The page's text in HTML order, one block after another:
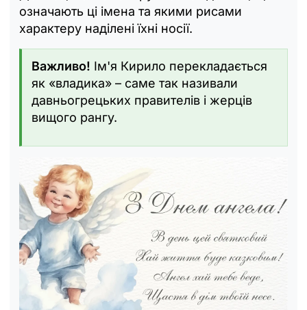
означають ці імена та якими рисами
характеру наділені їхні носії.
Важливо! Ім'я Кирило перекладається
як «владика» – саме так називали
давньогрецьких правителів і жерців
вищого рангу.